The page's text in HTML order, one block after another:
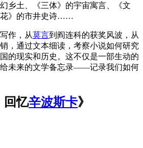
乡土、《三体》的宇宙寓言、《文
花》的市井史诗……
作，从莫言到阎连科的获奖风波，从
，通过文本细读，考察小说如何研究
的现实和历史。这不仅是一部生动的
未来的文学备忘录——记录我们如何
回忆辛波斯卡》